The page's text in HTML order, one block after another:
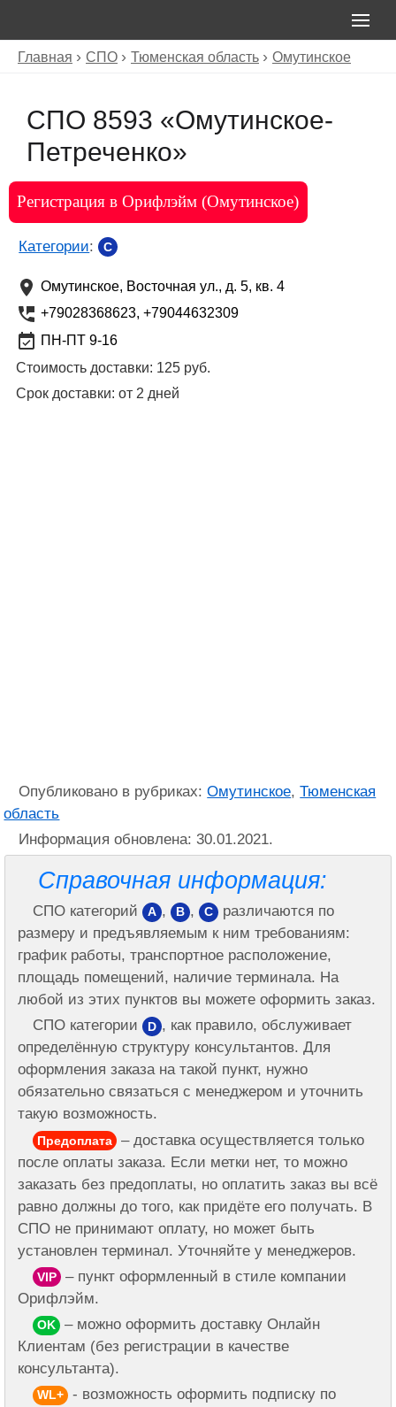
Главная СПО Тюменская область Омутинское
СПО 8593 «Омутинское-
Петреченко»
Регистрация в Орифлэйм (Омутинское)
Категории: C
Омутинское, Восточная ул., д. 5, кв. 4
+79028368623, +79044632309
ПН-ПТ 9-16
Стоимость доставки: 125 руб.
Срок доставки:от 2 дней
Опубликовано в рубриках:Омутинское,Тюменская
область
Информация обновлена: 30.01.2021.
Справочная информация:
СПО категорий A , B , C
различаются по
размеру и предъявляемым к ним требованиям:
график работы, транспортное расположение,
площадь помещений, наличие терминала. На
любой из этих пунктов вы можете оформить заказ.
СПО категории D , как правило, обслуживает
определённую структуру консультантов. Для
оформления заказа на такой пункт, нужно
обязательно связаться с менеджером и уточнить
такую возможность.
Предоплата
– доставка осуществляется только
после оплаты заказа. Если метки нет, то можно
заказать без предоплаты, но оплатить заказ вы всё
равно должны до того, как придёте его получать. В
СПО не принимают оплату, но может быть
установлен терминал. Уточняйте у менеджеров.
VIP
– пункт оформленный в стиле компании
Орифлэйм.
OK
– можно оформить доставку Онлайн
Клиентам (без регистрации в качестве
консультанта).
WL+
- возможность оформить подписку по